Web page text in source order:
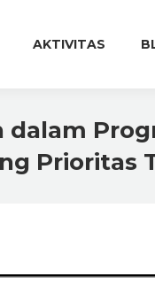
AKTIVITAS
Prioritas